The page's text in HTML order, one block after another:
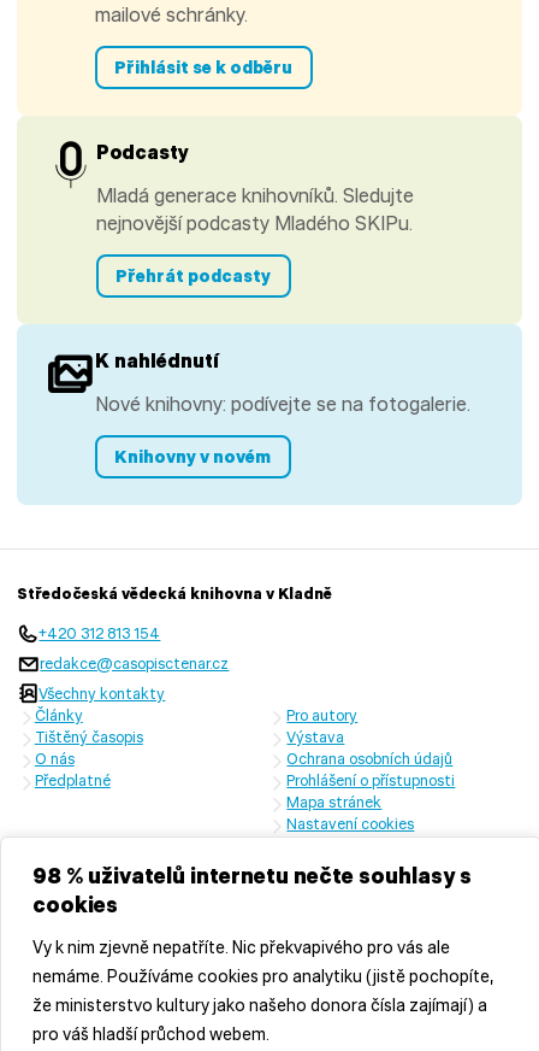
98 % uživatelů internetu nečte souhlasy s
cookies
Vy k nim zjevně nepatříte. Nic překvapivého pro vás ale
nemáme. Používáme cookies pro analytiku (jistě pochopíte,
že ministerstvo kultury jako našeho donora čísla zajímají) a
pro váš hladší průchod webem.
mailové schránky.
Přihlásit se k odběru
Podcasty
Mladá generace knihovníků. Sledujte
nejnovější podcasty Mladého SKIPu.
Přehrát podcasty
K nahlédnutí
Nové knihovny: podívejte se na fotogalerie.
Knihovny v novém
Středočeská vědecká knihovna v Kladně
+420 312 813 154
redakce@casopisctenar.cz
Všechny kontakty
Články
Tištěný časopis
O nás
Předplatné
Pro autory
Výstava
Ochrana osobních údajů
Prohlášení o přístupnosti
Mapa stránek
Nastavení cookies
České republiky a Středočeského kraje